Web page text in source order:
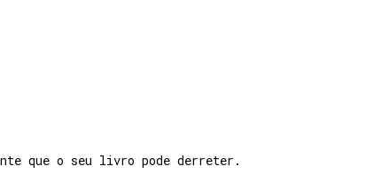
que o seu livro pode derreter.